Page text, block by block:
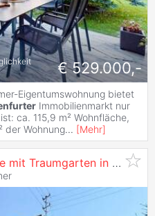
€ 529.000,-
Eigentumswohnung bietet
Immobilienmarkt nur
ca. 115,9 m² Wohnfläche,
der Wohnung... [Mehr]
Gepflegte Doppelhaushälfte mit Traumgarten in ruhiger Lage von